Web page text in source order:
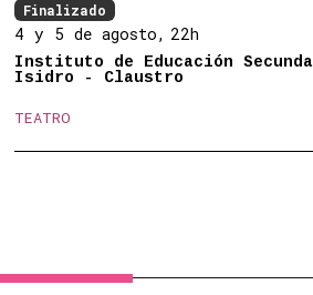
Finalizado
4 y 5 de agosto, 22h
Instituto de Educación
Isidro - Claustro
TEATRO